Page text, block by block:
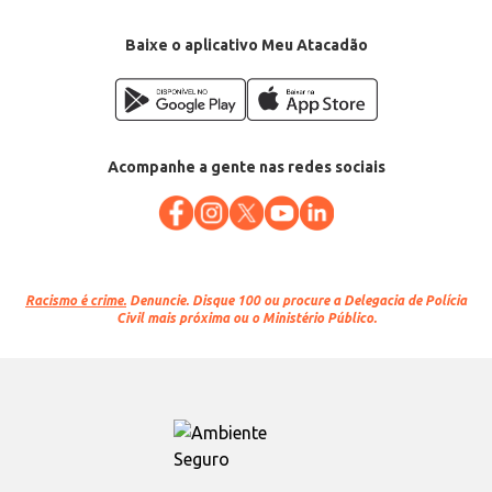
Baixe o aplicativo Meu Atacadão
Acompanhe a gente nas redes sociais
Racismo é crime. Denuncie. Disque 100 ou procure a Delegacia de Polícia
Civil mais próxima ou o Ministério Público.